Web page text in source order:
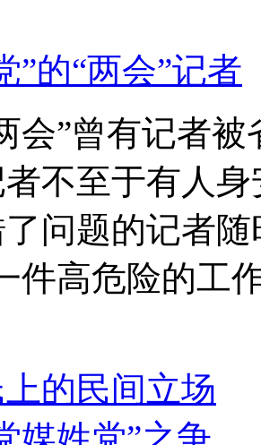
”的“两会”记者
会”曾有记者
不至于有人
问题的记者
件高危险的工
的民间立场